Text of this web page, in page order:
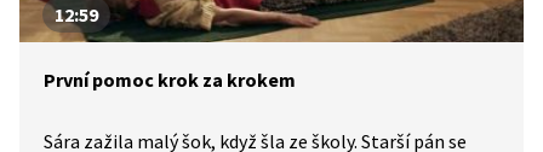
12:59
První pomoc krok za krokem
Sára zažila malý šok, když šla ze školy. Starší pán se